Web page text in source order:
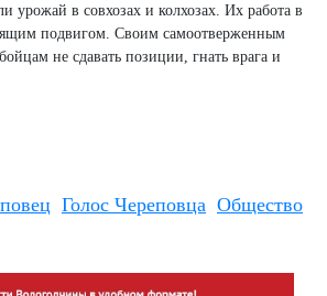
урожай в совхозах и колхозах. Их работа в
подвигом. Своим самоотверженным
не сдавать позиции, гнать врага и
Голос Череповца Общество